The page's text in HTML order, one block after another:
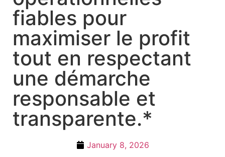
fiables pour
maximiser le profit
tout en respectant
une démarche
responsable et
transparente.*
January 8, 2026